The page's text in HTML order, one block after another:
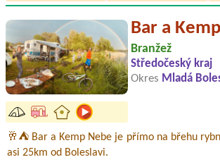
Bar a
Branžež
Středočeský kraj
Okres Mladá
🥂⛺ Bar a Kemp Nebe je přímo na břehu
asi 25km od Boleslavi.